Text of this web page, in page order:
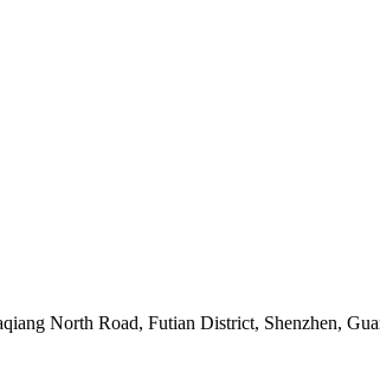
North Road, Futian District, Shenzhen,